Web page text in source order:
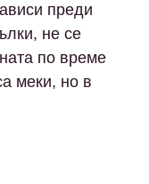
преди
не се
по време
меки, но в